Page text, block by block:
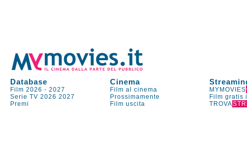
Database Cinema
Film 2026 -2027 Film al cinema MYMOVIES
Serie TV 2026 2027 Prossimamente Film gratis
Premi
Film uscita TROVA